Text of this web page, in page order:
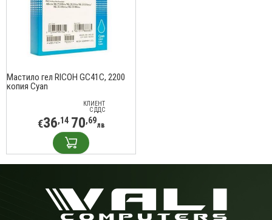
Мастило гел RICOH GC41C, 2200
копия Cyan
КЛИЕНТ
С ДДС
€36,14 70,69лв